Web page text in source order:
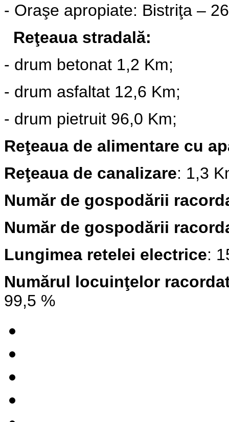
- Oraşe apropiate: Bistriţa –
Reţeaua stradală:
- drum betonat 1,2 Km;
- drum asfaltat 12,6 Km;
- drum pietruit 96,0 Km;
Reţeaua de alimentare cu
Reţeaua de canalizare: 1,3
Număr de gospodării
Număr de gospodării
Lungimea retelei electrice:
Numărul locuinţelor
99,5 %